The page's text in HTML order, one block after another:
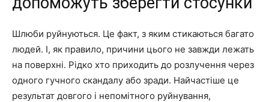
Шлюби руйнуються. Це факт, з яким стикаються багато
людей. І, як правило, причини цього не завжди лежать
на поверхні. Рідко хто приходить до розлучення через
одного гучного скандалу або зради. Найчастіше це
результат довгого і непомітного руйнування,